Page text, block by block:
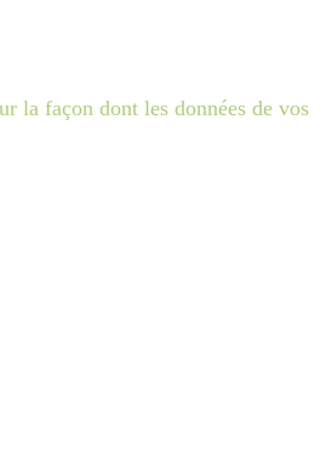
la façon dont les données de vos